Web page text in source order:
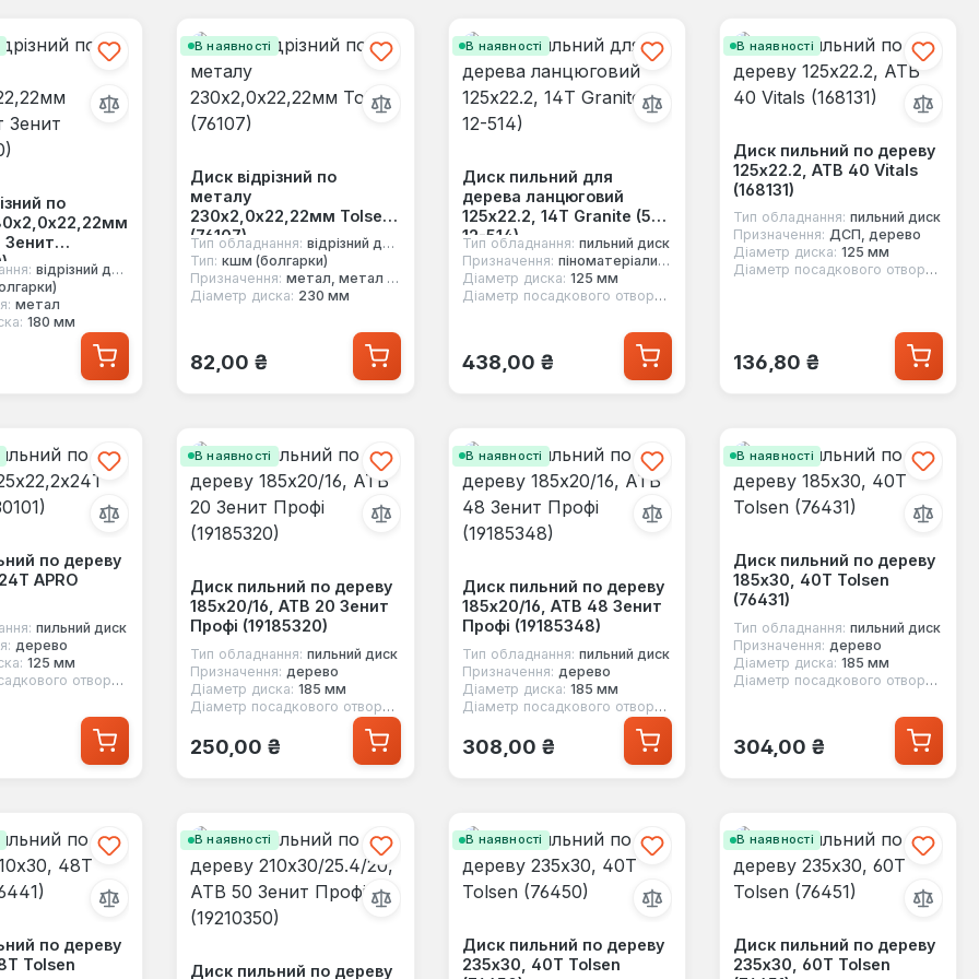
по
відрізний диск
метал
180 мм
В наявності
Диск відрізний по
металу
230х2,0х22,22мм Tolsen
(76107)
Тип обладнання: відрізний диск
Тип: кшм (болгарки)
Призначення: метал, метал (нержавійка)
Діаметр диска: 230 мм
Звичайна ціна:
82,00 ₴
В наявності
Диск пильний для
дерева ланцюговий
125x22.2, 14Т Granite (5-
12-514)
Тип обладнання: пильний диск
Призначення: піноматеріали, ДВП, ДСП, дерево, фанера, МДФ
Діаметр диска: 125 мм
Діаметр посадкового отвору:
Звичайна ціна:
438,00 ₴
В наявності
Диск пильний по дереву
125x22.2, ATB 40 Vitals
(168131)
Тип обладнання: пильний диск
Призначення: ДСП, дерево
Діаметр диска: 125 мм
Діаметр посадкового отвору:
Звичайна ціна:
136,80 ₴
по дереву
APRO
пильний диск
дерево
125 мм
Діаметр посадкового отвору:
В наявності
Диск пильний по дереву
185x20/16, ATB 20 Зенит
Профі (19185320)
Тип обладнання: пильний диск
Призначення: дерево
Діаметр диска: 185 мм
Діаметр посадкового отвору:
20 мм, 16 мм
Звичайна ціна:
250,00 ₴
В наявності
Диск пильний по дереву
185x20/16, ATB 48 Зенит
Профі (19185348)
Тип обладнання: пильний диск
Призначення: дерево
Діаметр диска: 185 мм
Діаметр посадкового отвору:
Звичайна ціна:
308,00 ₴
В наявності
Диск пильний по дереву
185x30, 40Т Tolsen
(76431)
Тип обладнання: пильний диск
Призначення: дерево
Діаметр диска: 185 мм
Діаметр посадкового отвору:
Звичайна ціна:
304,00 ₴
по дереву
Tolsen
В наявності
Диск пильний по дереву
В наявності
Диск пильний по дереву
235x30, 40Т Tolsen
В наявності
Диск пильний по дереву
235x30, 60Т Tolsen